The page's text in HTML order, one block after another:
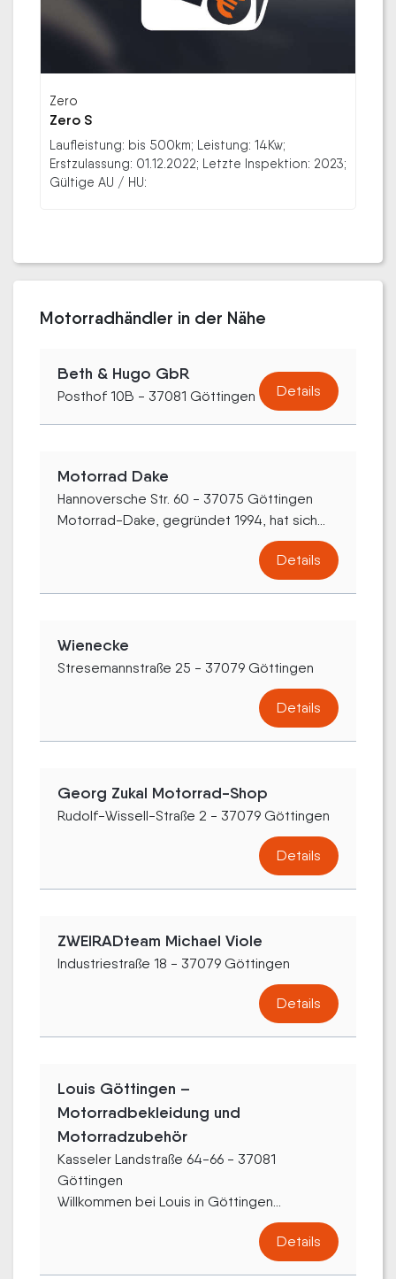
Zero
Zero S
Laufleistung: bis 500km; Leistung: 14Kw;
Erstzulassung: 01.12.2022; Letzte Inspektion: 2023;
Gültige AU / HU:
Motorradhändler in der Nähe
Beth & Hugo GbR
Posthof 10B - 37081 Göttingen Details
Motorrad Dake
Hannoversche Str. 60 - 37075 Göttingen
Motorrad-Dake, gegründet 1994, hat sich...
Details
Wienecke
Stresemannstraße 25 - 37079 Göttingen
Details
Georg Zukal Motorrad-Shop
Rudolf-Wissell-Straße 2 - 37079 Göttingen
Details
ZWEIRADteam Michael Viole
Industriestraße 18 - 37079 Göttingen
Details
Louis Göttingen –
Motorradbekleidung und
Motorradzubehör
Kasseler Landstraße 64-66 - 37081
Göttingen
Willkommen bei Louis in Göttingen...
Details